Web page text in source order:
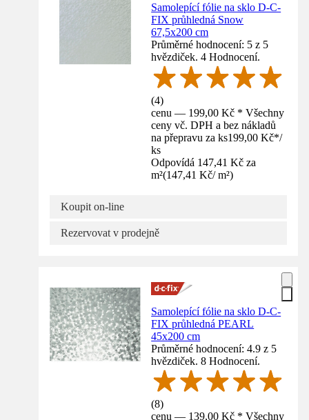
Samolepící fólie na sklo D-C-
FIX průhledná Snow
67,5x200 cm
Průměrné hodnocení: 5 z 5
hvězdiček. 4 Hodnocení.
(4)
cenu — 199,00 Kč * Všechny
ceny vč. DPH a bez nákladů
na přepravu za ks199,00 Kč*/
ks
Odpovídá 147,41 Kč za
m²(147,41 Kč/ m²)
Koupit on-line
Rezervovat v prodejně
Samolepící fólie na sklo D-C-
FIX průhledná PEARL
45x200 cm
Průměrné hodnocení: 4.9 z 5
hvězdiček. 8 Hodnocení.
(8)
cenu — 139,00 Kč * Všechny